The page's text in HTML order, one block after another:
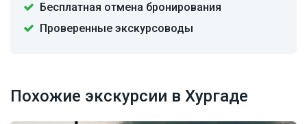
Бесплатная отмена бронирования
Проверенные экскурсоводы
Похожие экскурсии в Хургаде